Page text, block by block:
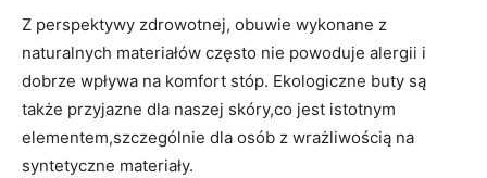
Z perspektywy zdrowotnej, obuwie wykonane z
naturalnych materiałów często nie powoduje alergii i
dobrze wpływa na komfort stóp. Ekologiczne buty są
także przyjazne dla naszej skóry,co jest istotnym
elementem,szczególnie dla osób z wrażliwością na
syntetyczne materiały.